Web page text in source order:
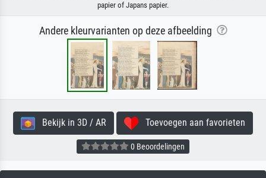
papier of Japans papier.
Andere kleurvarianten op deze afbeelding
Bekijk in 3D / AR Toevoegen aan favorieten
0 Beoordelingen